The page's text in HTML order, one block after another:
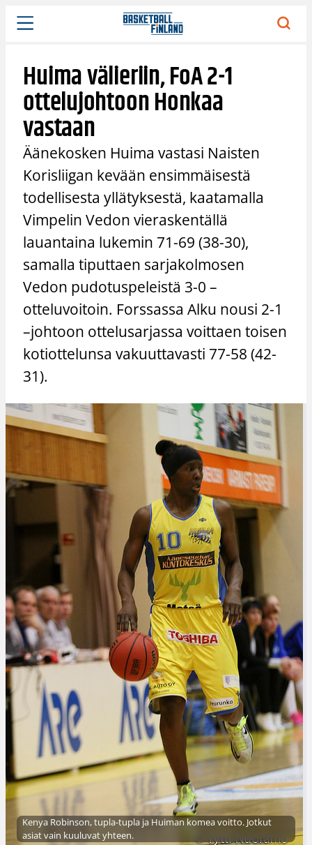
Siirry
sisältöön
Huima välieriin, FoA 2-1
ottelujohtoon Honkaa
vastaan
Äänekosken Huima vastasi Naisten
Korisliigan kevään ensimmäisestä
todellisesta yllätyksestä, kaatamalla
Vimpelin Vedon vieraskentällä
lauantaina lukemin 71-69 (38-30),
samalla tiputtaen sarjakolmosen
Vedon pudotuspeleistä 3-0 –
otteluvoitoin. Forssassa Alku nousi 2-1
–johtoon ottelusarjassa voittaen toisen
kotiottelunsa vakuuttavasti 77-58 (42-
31).
Kenya Robinson, tupla-tupla ja Huiman komea voitto. Jotkut
asiat vain kuuluvat yhteen.